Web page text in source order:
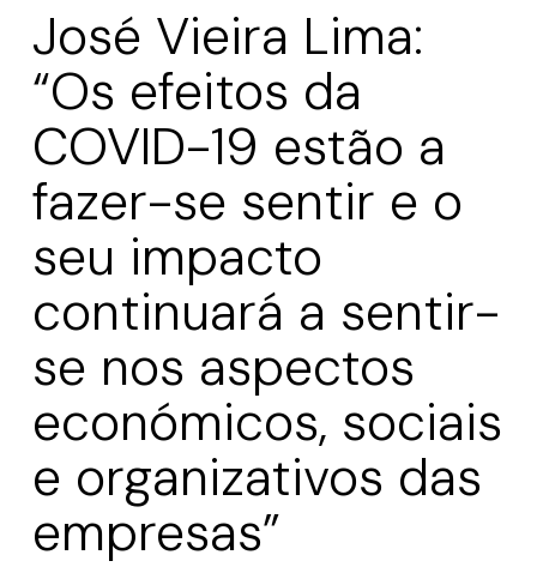
José Vieira Lima:
“Os efeitos da
COVID-19 estão a
fazer-se sentir e o
seu impacto
continuará a sentir-
se nos aspectos
económicos, sociais
e organizativos das
empresas”